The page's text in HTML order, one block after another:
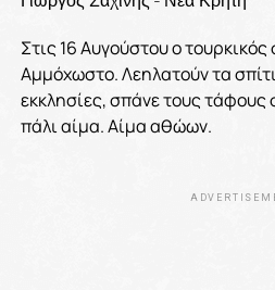
Στις 16 Αυγούστου ο
Αμμόχωστο. Λεηλατούν τα
εκκλησίες, σπάνε τους τάφους
πάλι αίμα. Αίμα αθώων.